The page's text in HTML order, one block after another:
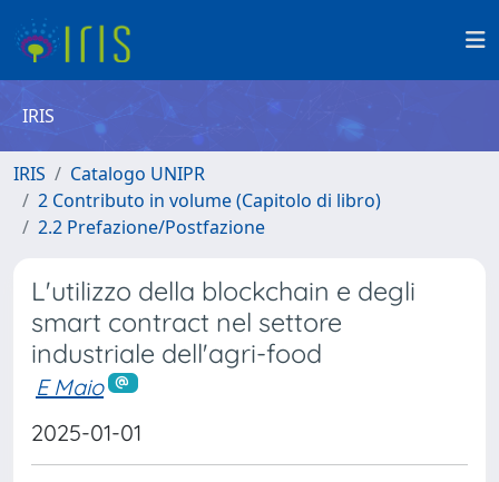
IRIS
IRIS
Catalogo UNIPR
2 Contributo in volume (Capitolo di libro)
2.2 Prefazione/Postfazione
L'utilizzo della blockchain e degli
smart contract nel settore
industriale dell'agri-food
E Maio
2025-01-01